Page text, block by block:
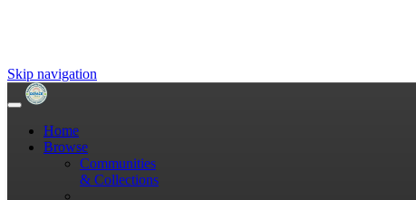
Skip navigation
Home
Browse
Communities
& Collections